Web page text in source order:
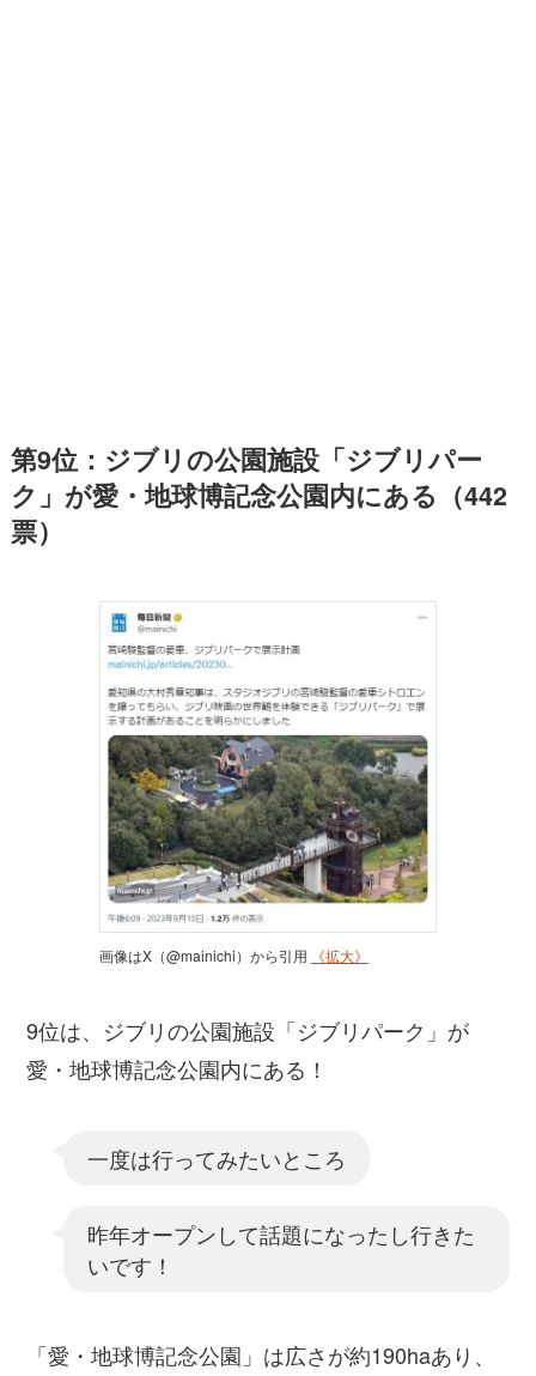
第9位：ジブリの公園施設「ジブリパー
ク」が愛・地球博記念公園内にある（442
票）
画像はX（@mainichi）から引用 《拡大》
9位は、ジブリの公園施設「ジブリパーク」が
愛・地球博記念公園内にある！
一度は行ってみたいところ
昨年オープンして話題になったし行きた
いです！
「愛・地球博記念公園」は広さが約190haあり、